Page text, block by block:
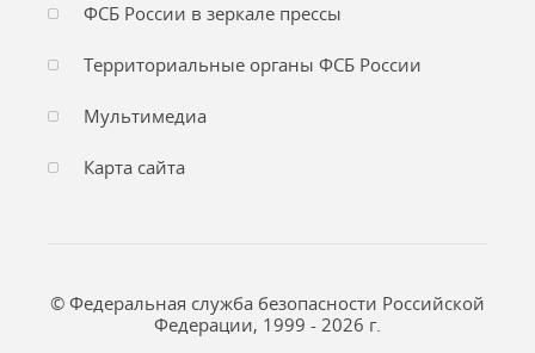
ФСБ России в зеркале прессы
Территориальные органы ФСБ России
Мультимедиа
Карта сайта
© Федеральная служба безопасности Российской
Федерации, 1999 - 2026 г.